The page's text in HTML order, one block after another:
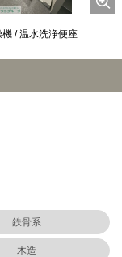
/ 温水洗浄便座
鉄骨系
木造